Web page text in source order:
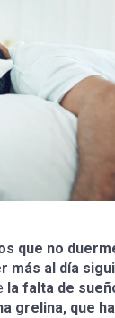
que no
más al día
la falta de
grelina, que